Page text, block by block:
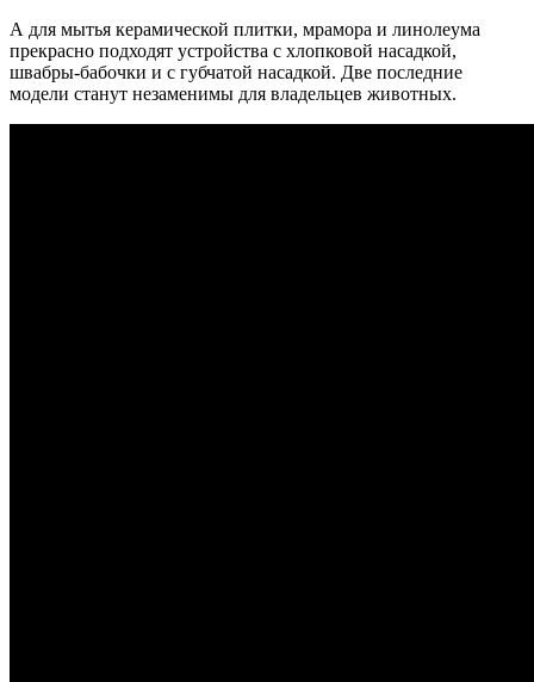
А для мытья керамической плитки, мрамора и линолеума
прекрасно подходят устройства с хлопковой насадкой,
швабры-бабочки и с губчатой насадкой. Две последние
модели станут незаменимы для владельцев животных.